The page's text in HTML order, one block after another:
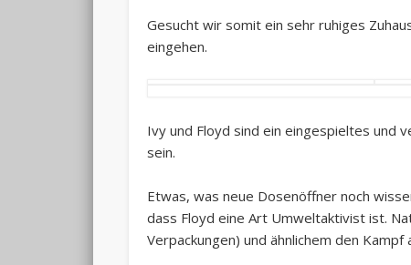
Gesucht wir somit ein sehr ruhiges
eingehen.
Ivy und Floyd sind ein eingespieltes und
sein.
Etwas, was neue Dosenöffner noch
dass Floyd eine Art Umweltaktivist ist.
Verpackungen) und ähnlichem den Kampf